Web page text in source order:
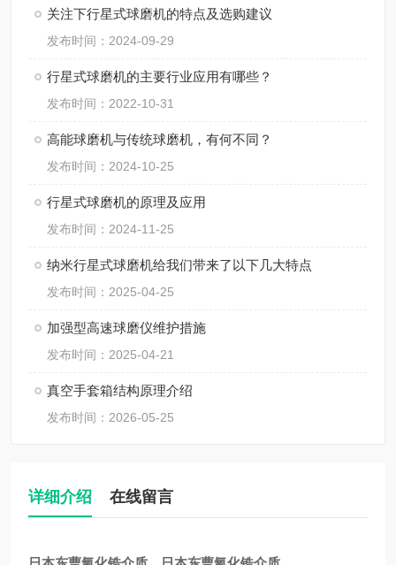
关注下行星式球磨机的特点及选购建议
发布时间：2024-09-29
行星式球磨机的主要行业应用有哪些？
发布时间：2022-10-31
高能球磨机与传统球磨机，有何不同？
发布时间：2024-10-25
行星式球磨机的原理及应用
发布时间：2024-11-25
纳米行星式球磨机给我们带来了以下几大特点
发布时间：2025-04-25
加强型高速球磨仪维护措施
发布时间：2025-04-21
真空手套箱结构原理介绍
发布时间：2026-05-25
详细介绍 在线留言